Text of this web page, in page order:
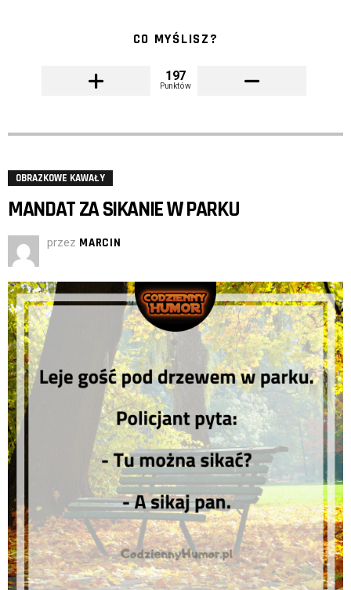
CO MYŚLISZ?
197
Punktów
OBRAZKOWE KAWAŁY
MANDAT ZA SIKANIE W PARKU
przez MARCIN